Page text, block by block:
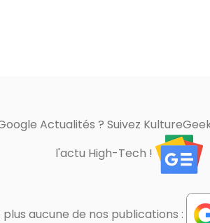
Actualités ? Suivez
l'actu High-Tech !
plus aucune de nos publications :